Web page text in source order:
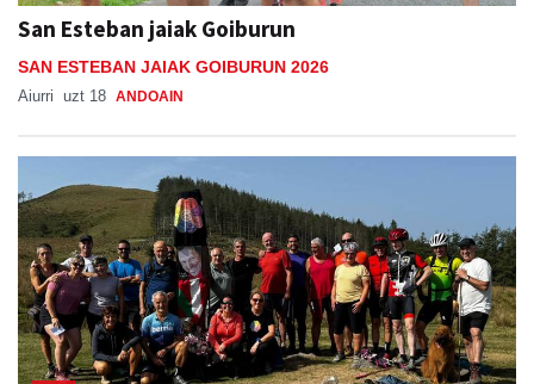
San Esteban jaiak Goiburun
SAN ESTEBAN JAIAK GOIBURUN 2026
Aiurri uzt 18 ANDOAIN